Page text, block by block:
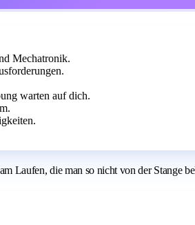
Mechatronik.
warten auf dich.
Laufen, die man so nicht von der Stange